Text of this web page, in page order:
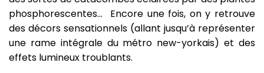
phosphorescentes… Encore une fois, on y retrouve
des décors sensationnels (allant jusqu’à représenter
une rame intégrale du métro new-yorkais) et des
effets lumineux troublants.